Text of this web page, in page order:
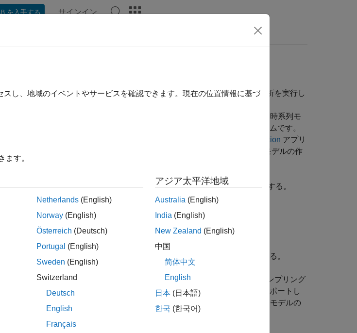
を入手する サインイン
ボックス モデルなどの線形モデルと非線形モデルを同定し、スペクトル解析を実行し
より、時系列データを解析します。
た出力チャネルが含まれますが、測定された入力は含まれないデータです。時系列モ
与えられた信号または時系列データを適合するように同定される動的システムです。
System Identification アプリ
きます。System Identification Toolbox™ により、4 種類の一般的な時系列モデルの作
— 自己回帰モデルや状態空間モデルなど、構造体内のパラメーターを推定する。
形 ARX 構造体内のパラメーターを推定する。
システム ダイナミクスを表す常微分方程式または差分方程式の係数を推定する。
同定には、周波数領域信号を処理できる ARX モデルを除いて、等間隔にサンプリング
す。スペクトル解析アルゴリズムは時間領域データと周波数領域データをサポートし
チャネルをもつことができ、入力チャネルをもつことはできません。時系列モデルの
とは を参照してください。
し、地域のイベントやサービスを確認できます。現在の位置情報に基づ
ます。
Netherlands (English)
Norway (English)
Österreich (Deutsch)
Portugal (English)
Sweden (English)
Switzerland
Deutsch
English
Français
アジア太平洋地域
Australia (English)
India (English)
New Zealand (English)
中国
简体中文
English
日本 (日本語)
한국 (한국어)